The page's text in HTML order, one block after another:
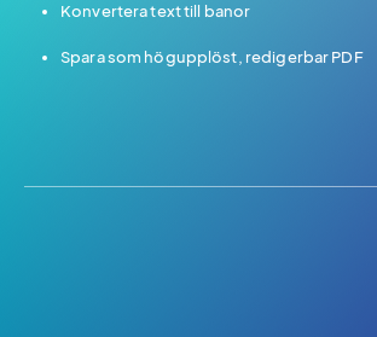
Konvertera text till banor
Spara som högupplöst, redigerbar PDF